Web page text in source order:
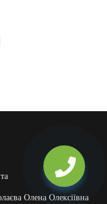
Олена Олексіївна